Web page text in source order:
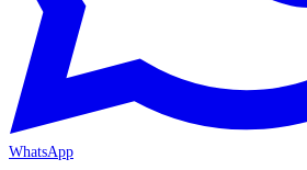
WhatsApp